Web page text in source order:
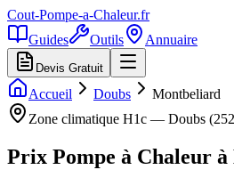
Cout-Pompe-a-Chaleur.fr
Guides
Outils Annuaire
Devis Gratuit
Accueil Doubs
Montbeliard
Zone climatique H1c — Doubs (
Prix Pompe à Chaleur à